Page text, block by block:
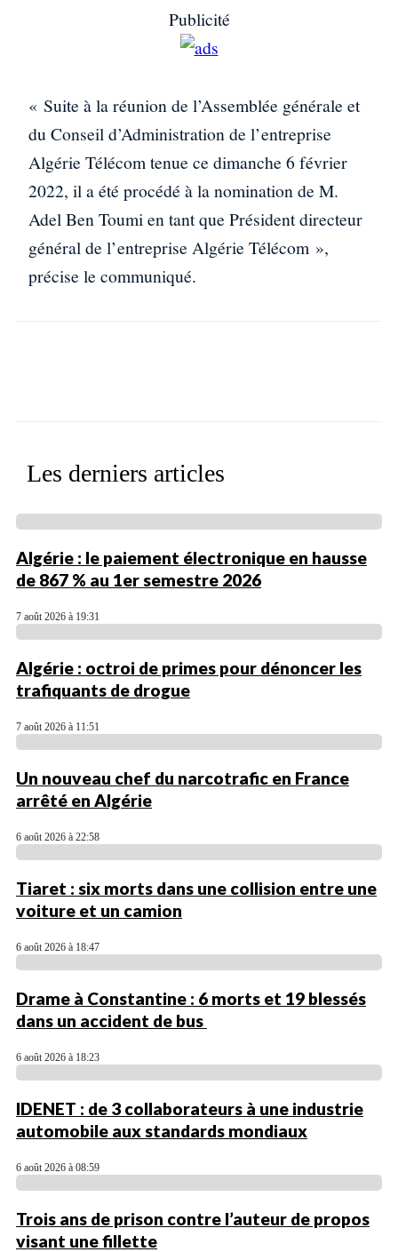
Publicité
« Suite à la réunion de l’Assemblée générale et
du Conseil d’Administration de l’entreprise
Algérie Télécom tenue ce dimanche 6 février
2022, il a été procédé à la nomination de M.
Adel Ben Toumi en tant que Président directeur
général de l’entreprise Algérie Télécom »,
précise le communiqué.
Les derniers articles
Algérie : le paiement électronique en hausse
de 867 % au 1er semestre 2026
7 août 2026 à 19:31
Algérie : octroi de primes pour dénoncer les
trafiquants de drogue
7 août 2026 à 11:51
Un nouveau chef du narcotrafic en France
arrêté en Algérie
6 août 2026 à 22:58
Tiaret : six morts dans une collision entre une
voiture et un camion
6 août 2026 à 18:47
Drame à Constantine : 6 morts et 19 blessés
dans un accident de bus
6 août 2026 à 18:23
IDENET : de 3 collaborateurs à une industrie
automobile aux standards mondiaux
6 août 2026 à 08:59
Trois ans de prison contre l’auteur de propos
visant une fillette